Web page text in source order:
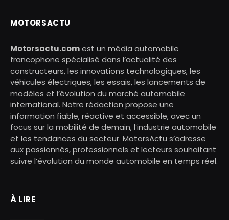
MOTORSACTU
Motorsactu.comest un média automobile
francophone spécialisé dans l’actualité des
constructeurs, les innovations technologiques, les
véhicules électriques, les essais, les lancements de
modèles et l’évolution du marché automobile
international. Notre rédaction propose une
information fiable, réactive et accessible, avec un
focus sur la mobilité de demain, l’industrie automobile
et les tendances du secteur. MotorsActu s’adresse
aux passionnés, professionnels et lecteurs souhaitant
suivre l’évolution du monde automobile en temps réel.
À LIRE